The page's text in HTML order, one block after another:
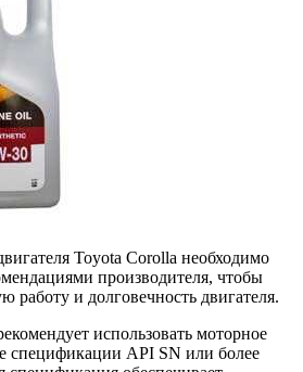
Toyota Corolla необходимо
производителя, чтобы
работу и долговечность двигателя.
использовать моторное
спецификации API SN или более